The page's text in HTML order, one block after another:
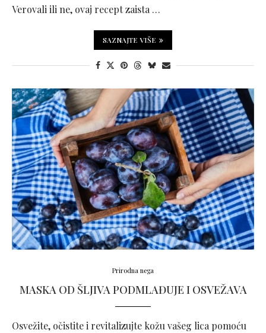
Verovali ili ne, ovaj recept zaista …
SAZNAJTE VIŠE
Prirodna nega
MASKA OD ŠLJIVA PODMLAĐUJE I OSVEŽAVA
Osvežite, očistite i revitalizujte kožu vašeg lica pomoću